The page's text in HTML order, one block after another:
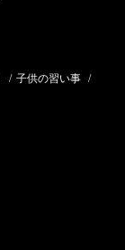
/ 子供の習い事 /